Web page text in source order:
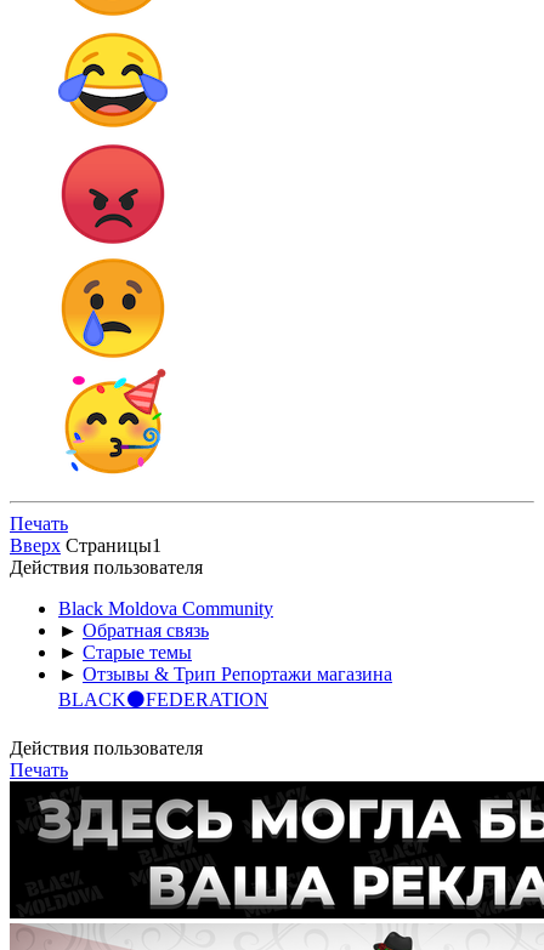
Печать
Вверх Страницы1
Действия пользователя
Black Moldova Community
► Обратная связь
► Старые темы
► Отзывы & Трип Репортажи магазина
BLACK⚫️FEDERATION
Действия пользователя
Печать